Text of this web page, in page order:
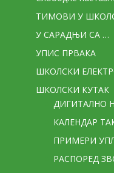
ТИМОВИ У
У САРАДЊИ СА …
УПИС ПРВАКА
ШКОЛСКИ
ШКОЛСКИ КУТАК
ДИГИТАЛНО
КАЛЕНДАР
ПРИМЕРИ
РАСПОРЕД